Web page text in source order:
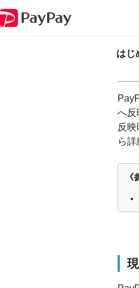
はじ
へ反
反
ら詳
《